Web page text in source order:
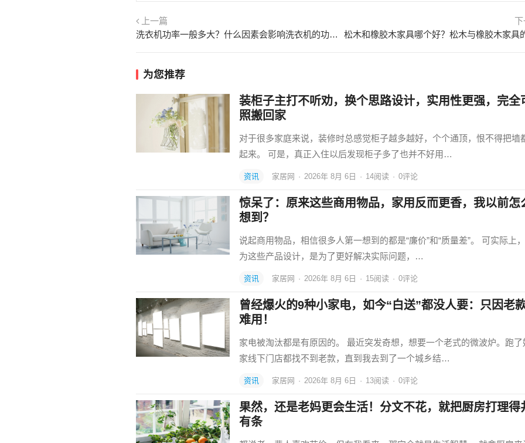
上一篇
洗衣机功率一般多大？什么因素会影响洗衣机的功率？ 洗衣机功率一般多少千瓦
松木和橡胶木家具哪个好？松木与橡胶木家具
为您推荐
装柜子主打不听劝，换个思路设计，实用性更强，完全
照搬回家
对于很多家庭来说，装修时总感觉柜子越多越好，个个通顶，恨不得把墙
起来。 可是，真正入住以后发现柜子多了也并不好用…
资讯 家居网 · 2026年 8月 6日 · 14阅读 · 0评论
惊呆了：原来这些商用物品，家用反而更香，我以前怎
想到？
说起商用物品，相信很多人第一想到的都是“廉价”和“质量差”。 可实际上
为这些产品设计，是为了更好解决实际问题，…
资讯 家居网 · 2026年 8月 6日 · 15阅读 · 0评论
曾经爆火的9种小家电，如今“白送”都没人要：只因老
难用！
家电被淘汰都是有原因的。 最近突发奇想，想要一个老式的微波炉。跑了
家线下门店都找不到老款，直到我去到了一个城乡结…
资讯 家居网 · 2026年 8月 6日 · 13阅读 · 0评论
果然，还是老妈更会生活！分文不花，就把厨房打理得
有条